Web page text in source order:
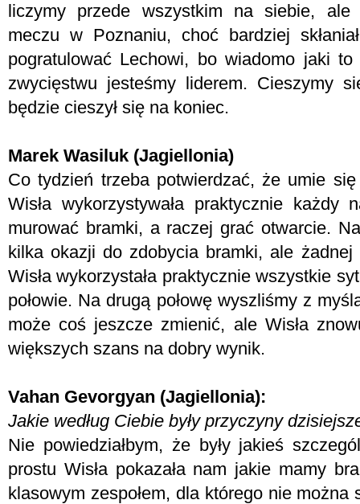
liczymy przede wszystkim na siebie, ale
meczu w Poznaniu, choć bardziej
pogratulować Lechowi, bo wiadomo jaki
zwycięstwu jesteśmy liderem. Cieszymy
będzie cieszył się na koniec.
Marek Wasiluk (Jagiellonia)
Co tydzień trzeba potwierdzać, że umie
Wisła wykorzystywała praktycznie każdy
murować bramki, a raczej grać otwarcie.
kilka okazji do zdobycia bramki, ale
Wisła wykorzystała praktycznie wszystkie
połowie. Na drugą połowę wyszliśmy z
może coś jeszcze zmienić, ale Wisła
większych szans na dobry wynik.
Vahan Gevorgyan (Jagiellonia):
Jakie według Ciebie były przyczyny
Nie powiedziałbym, że były jakieś
prostu Wisła pokazała nam jakie mamy
klasowym zespołem, dla którego nie można